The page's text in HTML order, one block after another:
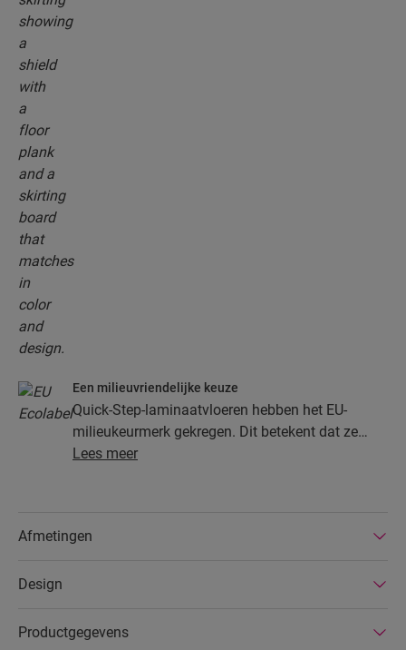
Een milieuvriendelijke keuze
Quick-Step-laminaatvloeren hebben het EU-
milieukeurmerk gekregen. Dit betekent dat ze
gemaakt zijn van ten minste 80% duurzaam
fabrieken. Bovendien hebben Quick-Step-
Lees meer
Afmetingen
Design
Productgegevens